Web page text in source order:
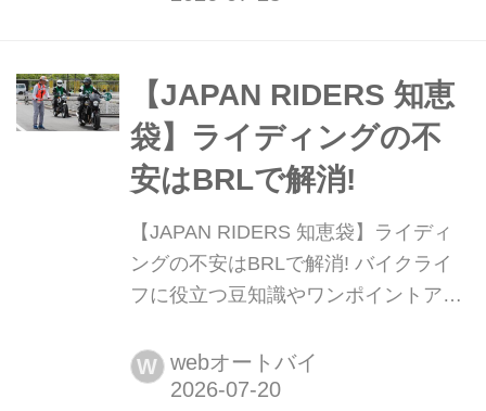
け型から服の下に隠せるインナー型、
さらに欧州の安全基準「CE規格」の見
極め方まで徹底解説...
【JAPAN RIDERS 知恵
袋】ライディングの不
安はBRLで解消!
【JAPAN RIDERS 知恵袋】ライディ
ングの不安はBRLで解消! バイクライ
フに役立つ豆知識やワンポイントアド
RIDERS」の人気企画が「JAPAN
RIDERS 知恵袋」。その中から注目の
W webオートバイ